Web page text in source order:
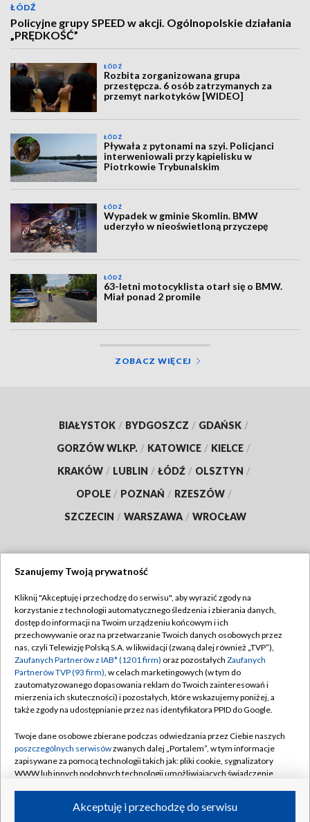
ŁÓDŹ
Policyjne grupy SPEED w akcji. Ogólnopolskie działania
„PRĘDKOŚĆ”
ŁÓDŹ
Rozbita zorganizowana grupa
przestępcza. 6 osób zatrzymanych za
przemyt narkotyków [WIDEO]
ŁÓDŹ
Pływała z pytonami na szyi. Policjanci
interweniowali przy kąpielisku w
Piotrkowie Trybunalskim
ŁÓDŹ
Wypadek w gminie Skomlin. BMW
uderzyło w nieoświetloną przyczepę
ŁÓDŹ
63-letni motocyklista otarł się o BMW.
Miał ponad 2 promile
ZOBACZ WIĘCEJ
BIAŁYSTOK / BYDGOSZCZ / GDAŃSK /
GORZÓW WLKP. / KATOWICE / KIELCE /
KRAKÓW / LUBLIN / ŁÓDŹ / OLSZTYN /
OPOLE / POZNAŃ / RZESZÓW /
SZCZECIN / WARSZAWA / WROCŁAW
TVP
Abonament TVP
Emisja w TVP
Centrum informacji TVP
Naziemna Telewizja Cyfrowa
Rada Programowa
System NOS
Informacje o nadawcy
Program dla prasy
Regulamin TVP
Polityka prywatności
Moje zgody
Pomoc
Kontakt
Kanały
Szanujemy Twoją prywatność
Kliknij "Akceptuję i przechodzę do serwisu", aby wyrazić zgody na
korzystanie z technologii automatycznego śledzenia i zbierania danych,
dostęp do informacji na Twoim urządzeniu końcowym i ich
przechowywanie oraz na przetwarzanie Twoich danych osobowych przez
nas, czyli Telewizję Polską S.A. w likwidacji (zwaną dalej również „TVP”),
Zaufanych Partnerów z IAB* (1201 firm) oraz pozostałych Zaufanych
Partnerów TVP (93 firm), w celach marketingowych (w tym do
zautomatyzowanego dopasowania reklam do Twoich zainteresowań i
mierzenia ich skuteczności) i pozostałych, które wskazujemy poniżej, a
także zgody na udostępnianie przez nas identyfikatora PPID do Google.
Twoje dane osobowe zbierane podczas odwiedzania przez Ciebie naszych
poszczególnych serwisówzwanych dalej „Portalem”, w tym informacje
zapisywane za pomocą technologii takich jak: pliki cookie, sygnalizatory
WWW lub innych podobnych technologii umożliwiających świadczenie
ruchu w Internecie.Akceptuję i przechodzę do serwisu